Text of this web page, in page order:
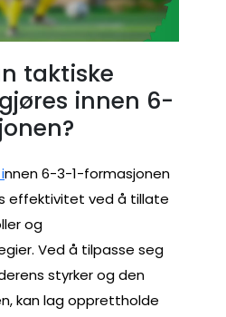
taktiske
innen 6-
nnen 6-3-1-formasjonen
effektivitet ved å tillate
og
Ved å tilpasse seg
styrker og den
kan lag opprettholde